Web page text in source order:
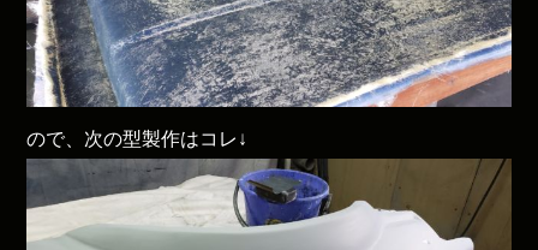
ので、次の型製作はコレ↓